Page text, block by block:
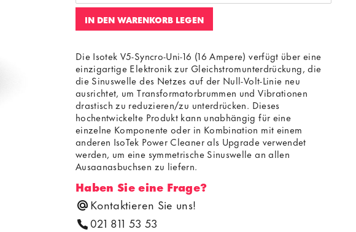
IN DEN WARENKORB LEGEN
Die Isotek V5-Syncro-Uni-16 (16 Ampere) verfügt über eine
einzigartige Elektronik zur Gleichstromunterdrückung, die
die Sinuswelle des Netzes auf der Null-Volt-Linie neu
ausrichtet, um Transformatorbrummen und Vibrationen
drastisch zu reduzieren/zu unterdrücken. Dieses
hochentwickelte Produkt kann unabhängig für eine
einzelne Komponente oder in Kombination mit einem
anderen IsoTek Power Cleaner als Upgrade verwendet
werden, um eine symmetrische Sinuswelle an allen
Ausgangsbuchsen zu liefern.
Haben Sie eine Frage?
Kontaktieren Sie uns!
021 811 53 53